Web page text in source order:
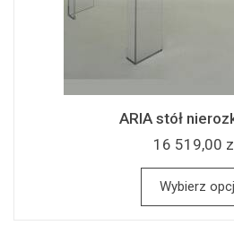
ARIA stół
16 519,00
Wybierz